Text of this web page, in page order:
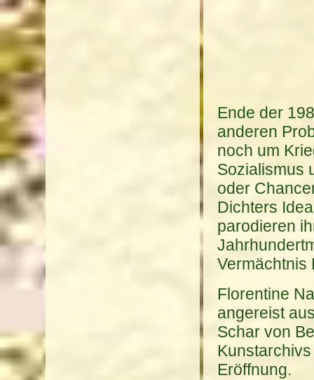
Ende der
anderen
noch um
Sozialismus
oder
Dichters
parodieren
Vermächtnis
Florentine
angereist
Schar von
Eröffnung.